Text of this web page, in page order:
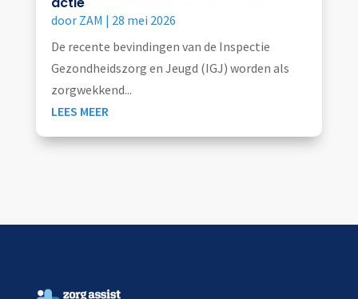
door ZAM | 28 mei 2026
De recente bevindingen van de Inspectie
Gezondheidszorg en Jeugd (IGJ) worden als
zorgwekkend...
LEES MEER